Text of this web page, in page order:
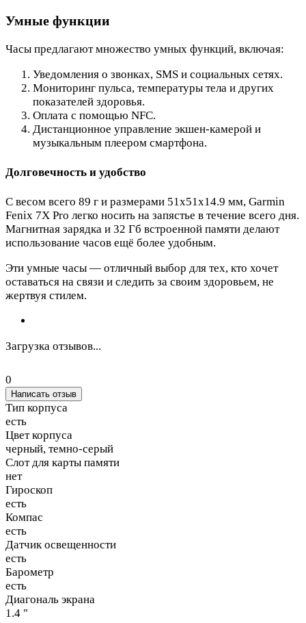
Умные функции
Часы предлагают множество умных функций, включая:
Уведомления о звонках, SMS и социальных сетях.
Мониторинг пульса, температуры тела и других
показателей здоровья.
Оплата с помощью NFC.
Дистанционное управление экшен-камерой и
музыкальным плеером смартфона.
Долговечность и удобство
С весом всего 89 г и размерами 51x51x14.9 мм, Garmin
Fenix 7X Pro легко носить на запястье в течение всего дня.
Магнитная зарядка и 32 Гб встроенной памяти делают
использование часов ещё более удобным.
Эти умные часы — отличный выбор для тех, кто хочет
оставаться на связи и следить за своим здоровьем, не
жертвуя стилем.
Загрузка отзывов...
0
Написать отзыв
Тип корпуса
есть
Цвет корпуса
черный, темно-серый
Слот для карты памяти
нет
Гироскоп
есть
Компас
есть
Датчик освещенности
есть
Барометр
есть
Диагональ экрана
1.4 "